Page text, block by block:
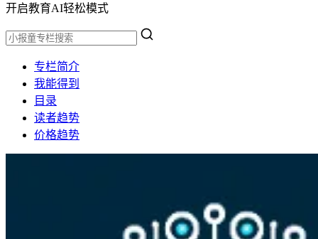
开启教育AI轻松模式
专栏简介
我能得到
目录
读者趋势
价格趋势